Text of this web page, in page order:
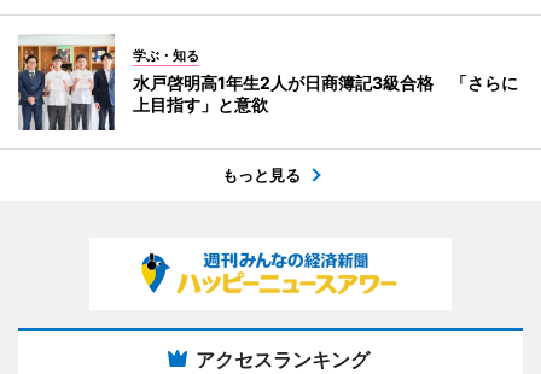
学ぶ・知る
水戸啓明高1年生2人が日商簿記3級合格 「さらに
上目指す」と意欲
もっと見る
アクセスランキング